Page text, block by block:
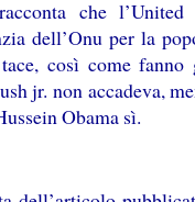
che l’United
dell’Onu per la
così come
jr. non accadeva,
Obama sì.